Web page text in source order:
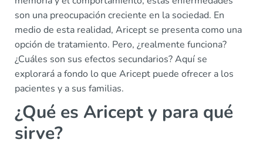
son una preocupación creciente en la sociedad. En
medio de esta realidad, Aricept se presenta como una
opción de tratamiento. Pero, ¿realmente funciona?
¿Cuáles son sus efectos secundarios? Aquí se
explorará a fondo lo que Aricept puede ofrecer a los
pacientes y a sus familias.
¿Qué es Aricept y para qué
sirve?